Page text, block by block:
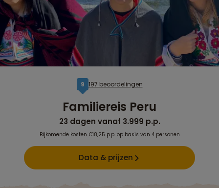
9 197 beoordelingen
Familiereis Peru
23 dagen vanaf 3.999 p.p.
Bijkomende kosten €18,25 p.p. op basis van 4 personen
Data & prijzen